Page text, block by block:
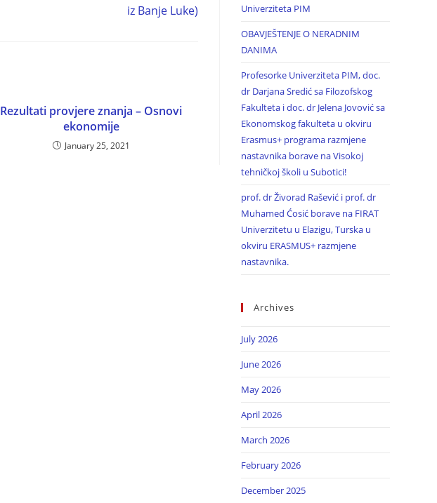
iz Banje Luke)
Rezultati provjere znanja – Osnovi
ekonomije
January 25, 2021
Univerziteta PIM
OBAVJEŠTENJE O NERADNIM
DANIMA
Profesorke Univerziteta PIM, doc.
dr Darjana Sredić sa Filozofskog
Fakulteta i doc. dr Jelena Jovović sa
Ekonomskog fakulteta u okviru
Erasmus+ programa razmjene
nastavnika borave na Visokoj
tehničkoj školi u Subotici!
prof. dr Živorad Rašević i prof. dr
Muhamed Ćosić borave na FIRAT
Univerzitetu u Elazigu, Turska u
okviru ERASMUS+ razmjene
nastavnika.
Archives
July 2026
June 2026
May 2026
April 2026
March 2026
February 2026
December 2025